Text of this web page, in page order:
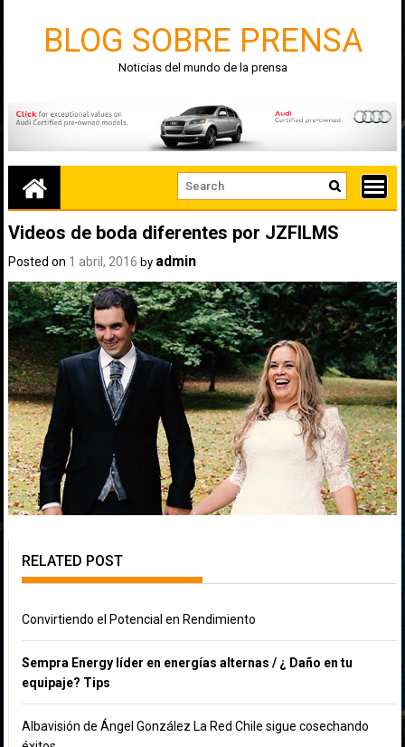
BLOG SOBRE PRENSA
Noticias del mundo de la prensa
Videos de boda diferentes por JZFILMS
Posted on 1 abril, 2016 by admin
RELATED POST
Convirtiendo el Potencial en Rendimiento
Sempra Energy líder en energías alternas / ¿ Daño en tu
equipaje? Tips
Albavisión de Ángel González La Red Chile sigue cosechando